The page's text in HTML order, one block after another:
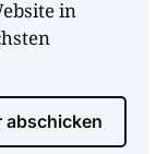
in
abschicken